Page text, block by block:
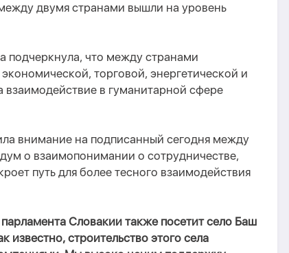
двумя странами вышли на уровень
что между странами
торговой, энергетической и
в гуманитарной сфере
внимание на подписанный сегодня между
о взаимопонимании о сотрудничестве,
путь для более тесного взаимодействия
Словакии также посетит село Баш
известно, строительство этого села